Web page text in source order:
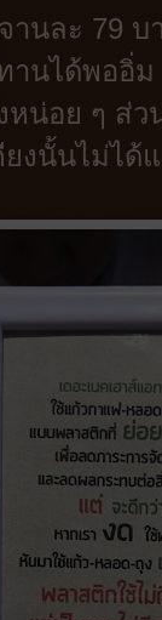
านละ 79
านได้พออิ่
น่อย ๆ ส่ว
งนั้นไม่ได้